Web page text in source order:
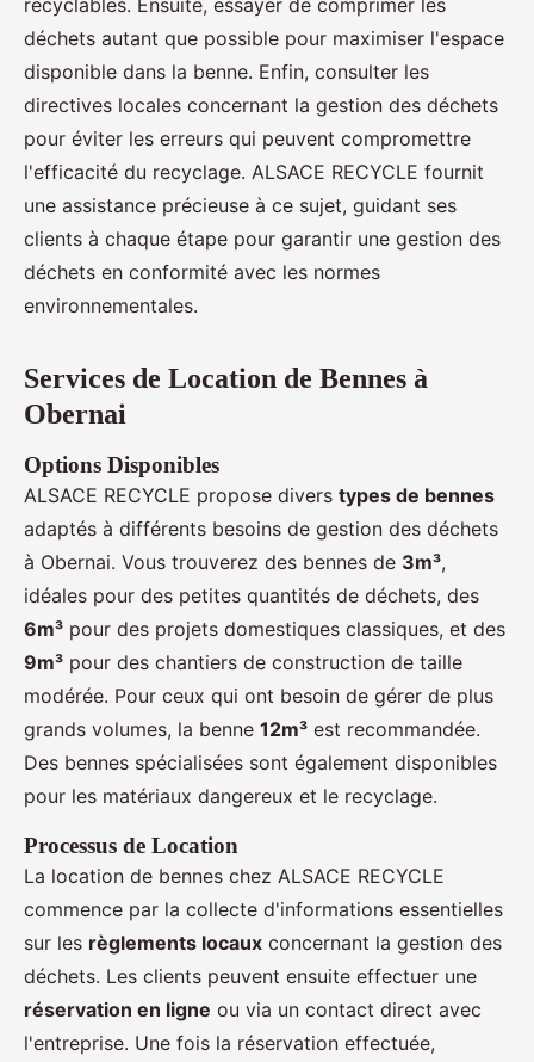
déchets autant que possible pour maximiser l'espace
disponible dans la benne. Enfin, consulter les
directives locales concernant la gestion des déchets
pour éviter les erreurs qui peuvent compromettre
l'efficacité du recyclage. ALSACE RECYCLE fournit
une assistance précieuse à ce sujet, guidant ses
clients à chaque étape pour garantir une gestion des
déchets en conformité avec les normes
environnementales.
Services de Location de Bennes à
Obernai
Options Disponibles
ALSACE RECYCLE propose divers types de bennes
adaptés à différents besoins de gestion des déchets
à Obernai. Vous trouverez des bennes de 3m³,
idéales pour des petites quantités de déchets, des
6m³ pour des projets domestiques classiques, et des
9m³ pour des chantiers de construction de taille
modérée. Pour ceux qui ont besoin de gérer de plus
grands volumes, la benne 12m³ est recommandée.
Des bennes spécialisées sont également disponibles
pour les matériaux dangereux et le recyclage.
Processus de Location
La location de bennes chez ALSACE RECYCLE
commence par la collecte d'informations essentielles
sur les règlements locaux concernant la gestion des
déchets. Les clients peuvent ensuite effectuer une
réservation en ligne ou via un contact direct avec
l'entreprise. Une fois la réservation effectuée,